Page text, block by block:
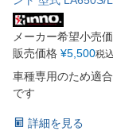
メーカー希望小売
販売価格 ¥5,500税込
車種専用のため適
です
詳細を見る